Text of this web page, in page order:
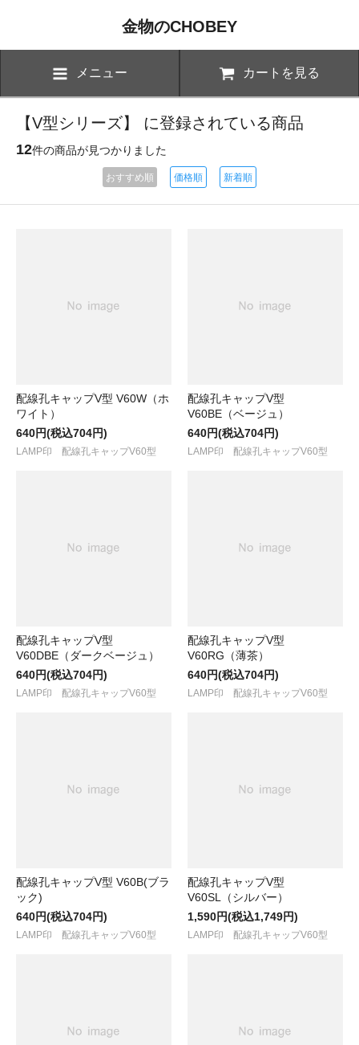
金物のCHOBEY
メニュー カートを見る
【V型シリーズ】 に登録されている商品
12件の商品が見つかりました
おすすめ順 価格順 新着順
配線孔キャップV型 V60W（ホ
ワイト）
640円(税込704円)
LAMP印 配線孔キャップV60型
配線孔キャップV型
V60BE（ベージュ）
640円(税込704円)
LAMP印 配線孔キャップV60型
配線孔キャップV型
V60DBE（ダークベージュ）
640円(税込704円)
LAMP印 配線孔キャップV60型
配線孔キャップV型
V60RG（薄茶）
640円(税込704円)
LAMP印 配線孔キャップV60型
配線孔キャップV型 V60B(ブラ
ック)
640円(税込704円)
LAMP印 配線孔キャップV60型
配線孔キャップV型
V60SL（シルバー）
1,590円(税込1,749円)
LAMP印 配線孔キャップV60型